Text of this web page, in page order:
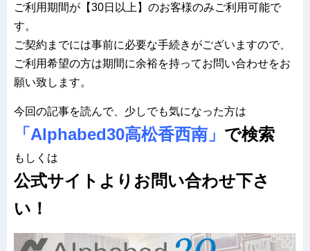
ご利用期間が【30日以上】のお客様のみご利用可能で
す。
ご契約までには事前に必要な手続きがございますので、
ご利用希望の方は期間に余裕を持ってお問い合わせをお
願い致します。
今回の記事を読んで、少しでも気になった方は
「Alphabed30高松香西南」 で検索
もしくは
公式サイトよりお問い合わせ下さ
い！